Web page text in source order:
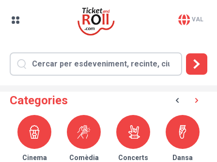
VAL
Categories
Cinema Comèdia Concerts Dansa